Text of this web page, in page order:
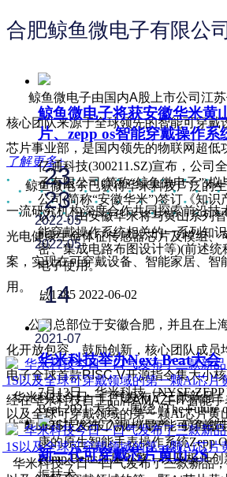
合肥鲸鱼微电子有限公司
鲸鱼微电子由国内A股上市公司江苏
核心团队来源于全球领先的智能可穿
芯片事业部，是国内领先的物联网超
鲸鱼微电子已获得华米科技广泛的生
一流研究机构深度合作共同探索前沿
光电健康生命体征传感器芯片及模组
案，实现在可穿戴设备、智能家居、
用。
公司总部位于安徽合肥，并且在上
化开放包容、鼓励创新，核心团队成
电子全球首款RISC-V开源指令集大小
经在华米科技自主品牌AMAZFIT智能
片“黄山2S”已经投入规模量产。鲸鱼
了解更多+
鲸鱼微电子将获安徽华米黄
片、zepp os智能穿戴操作系
亿通科技(300211.SZ)宣布，公司
子有限公司(简称“鲸鱼微电子”)
公司(简称“安徽华米”)签订《知识
议》，由安徽华米将与黄山系列
能穿戴操作系统相关的一系列知
密、集成电路布图设计等)(前述统
电子使用。
넶1385 2022-06-02
23
2022-05
23
2022-05
华米科技举办Next Beat大会
7月13日，华米科技（
Beat 2021 大会。围绕 “The Future
米科技发布了新一代智能可穿戴
康的原生智能手表操作系统Zepp
Pump Beats血压引擎，以及极具
14
2021-07
新一代可穿戴芯片黄山 2S
华米科技今日一口气发布了三款新品
以及全球可穿戴领域的第一颗Ai芯片黄
华米科技今日一口气发布了三款新品